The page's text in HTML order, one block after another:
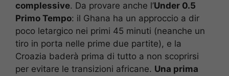
complessive. Da provare anche l’Under 0.5
Primo Tempo: il Ghana ha un approccio a dir
poco letargico nei primi 45 minuti (neanche un
tiro in porta nelle prime due partite), e la
Croazia baderà prima di tutto a non scoprirsi
per evitare le transizioni africane. Una prima